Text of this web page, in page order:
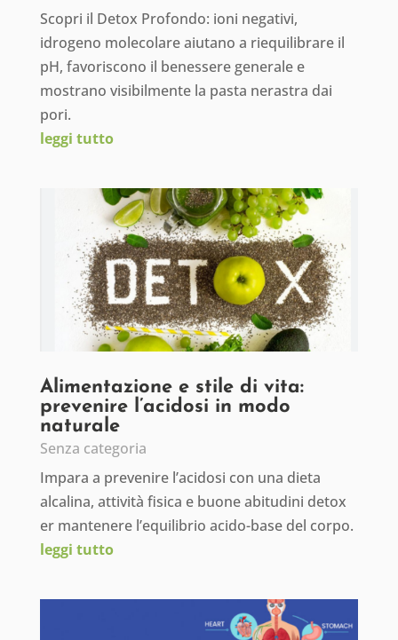
Scopri il Detox Profondo: ioni negativi,
idrogeno molecolare aiutano a riequilibrare il
pH, favoriscono il benessere generale e
mostrano visibilmente la pasta nerastra dai
pori.
leggi tutto
Alimentazione e stile di vita:
prevenire l’acidosi in modo
naturale
Senza categoria
Impara a prevenire l’acidosi con una dieta
alcalina, attività fisica e buone abitudini detox
er mantenere l’equilibrio acido-base del corpo.
leggi tutto